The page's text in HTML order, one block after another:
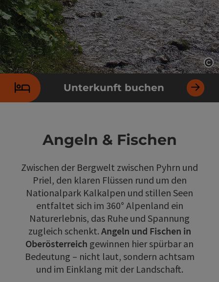
Unterkunft buchen
Angeln & Fischen
Zwischen der Bergwelt zwischen Pyhrn und
Priel, den klaren Flüssen rund um den
Nationalpark Kalkalpen und stillen Seen
entfaltet sich im 360° Alpenland ein
Naturerlebnis, das Ruhe und Spannung
zugleich schenkt. Angeln und Fischen in
Oberösterreich gewinnen hier spürbar an
Bedeutung – nicht laut, sondern achtsam
und im Einklang mit der Landschaft.